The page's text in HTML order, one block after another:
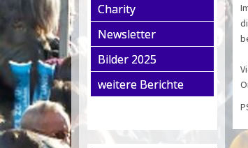
Charity
Newsletter
Bilder 2025
weitere Berichte